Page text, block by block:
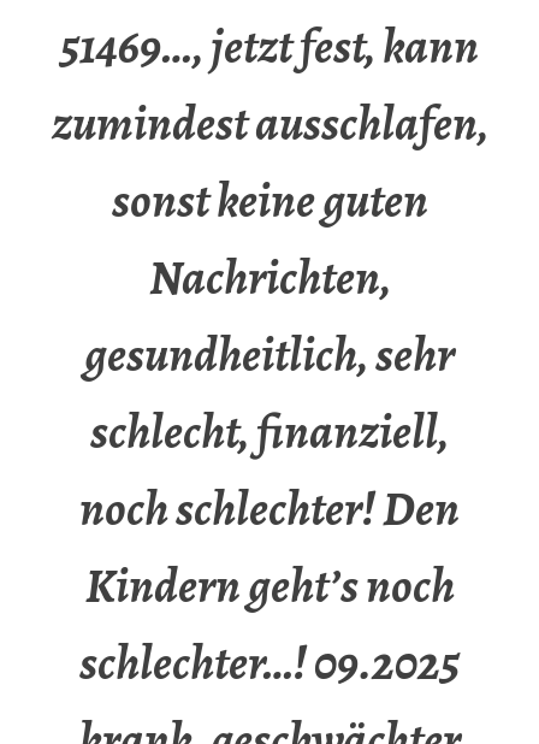
51469…, jetzt fest, kann
zumindest ausschlafen,
sonst keine guten
Nachrichten,
gesundheitlich, sehr
schlecht, finanziell,
noch schlechter! Den
Kindern geht’s noch
schlechter…! 09.2025